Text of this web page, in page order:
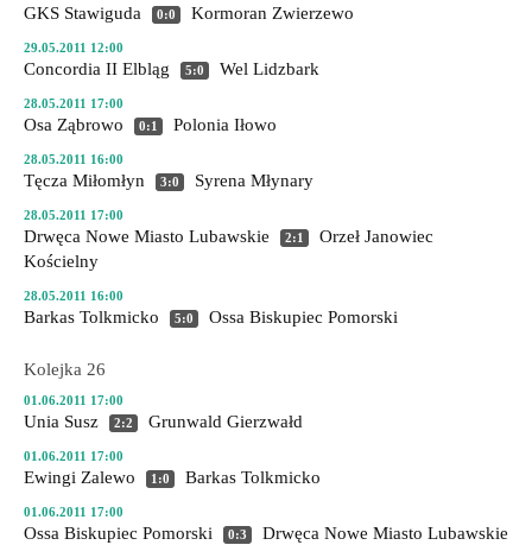
GKS Stawiguda 0:0 Kormoran Zwierzewo
29.05.2011 12:00
Concordia II Elbląg 5:0 Wel Lidzbark
28.05.2011 17:00
Osa Ząbrowo 0:1 Polonia Iłowo
28.05.2011 16:00
Tęcza Miłomłyn 3:0 Syrena Młynary
28.05.2011 17:00
Drwęca Nowe Miasto Lubawskie 2:1
Orzeł Janowiec
Kościelny
28.05.2011 16:00
Barkas Tolkmicko 5:0 Ossa Biskupiec Pomorski
Kolejka 26
01.06.2011 17:00
Unia Susz 2:2 Grunwald Gierzwałd
01.06.2011 17:00
Ewingi Zalewo 1:0 Barkas Tolkmicko
01.06.2011 17:00
Ossa Biskupiec Pomorski 0:3 Drwęca Nowe Miasto Lubawskie